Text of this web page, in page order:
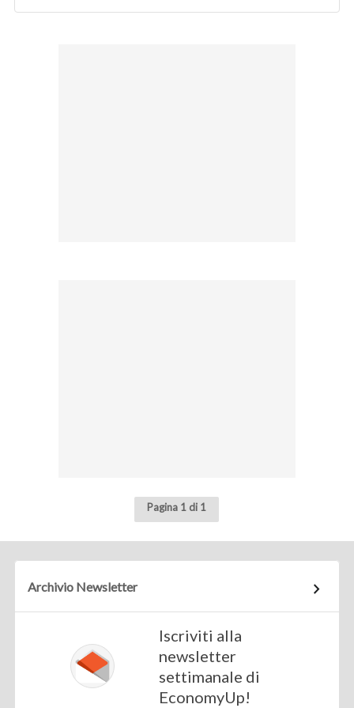
Pagina 1 di 1
Archivio Newsletter
Iscriviti alla
newsletter
settimanale di
EconomyUp!